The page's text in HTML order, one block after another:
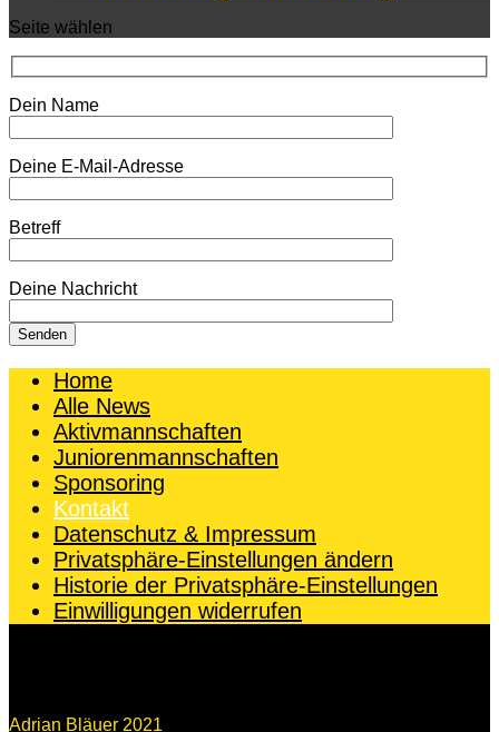
Seite wählen
Dein Name
Deine E-Mail-Adresse
Betreff
Deine Nachricht
Senden
Home
Alle News
Aktivmannschaften
Juniorenmannschaften
Sponsoring
Kontakt
Datenschutz & Impressum
Privatsphäre-Einstellungen ändern
Historie der Privatsphäre-Einstellungen
Einwilligungen widerrufen
Adrian Bläuer 2021